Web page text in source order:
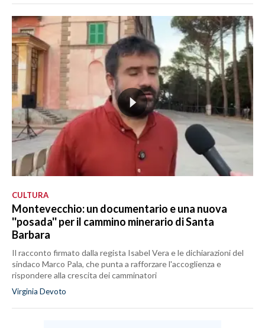
CULTURA
Montevecchio: un documentario e una nuova
''posada'' per il cammino minerario di Santa
Barbara
Il racconto firmato dalla regista Isabel Vera e le dichiarazioni del
sindaco Marco Pala, che punta a rafforzare l'accoglienza e
rispondere alla crescita dei camminatori
Virginia Devoto